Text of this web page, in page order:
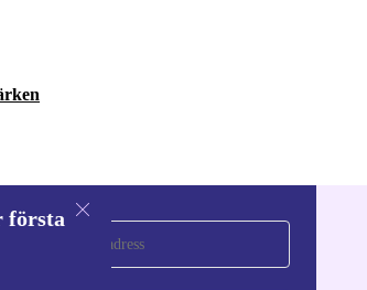
första